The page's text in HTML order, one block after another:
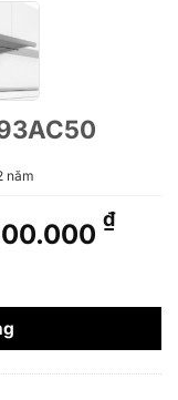
năm
₫.
₫Giá
là: